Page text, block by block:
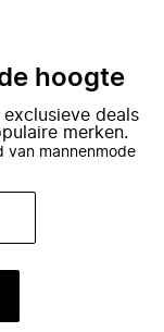
hoogte
deals
merken.
van mannenmode